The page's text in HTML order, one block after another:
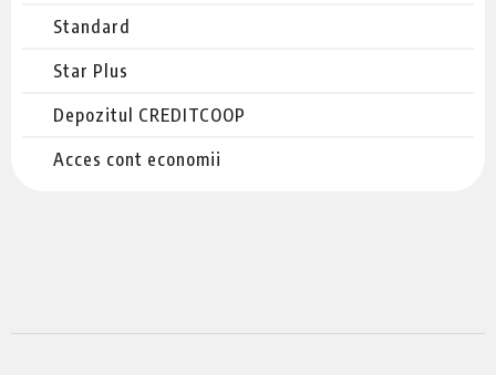
Standard
Star Plus
Depozitul CREDITCOOP
Acces cont economii